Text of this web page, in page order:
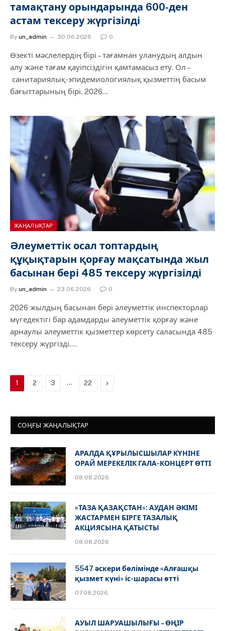
тамақтану орындарында 600-ден
астам тексеру жүргізілді
By un_admin 30.06.2026 0
Өзекті мәслелердің бірі – тағамнан уланудың алдын
алу және тағам қауіпсіздігін қамтамасыз ету. Ол –
санитариялық-эпидемиологиялық қызметтің басым
бағыттарының бірі. 2026…
ЖАҢАЛЫҚТАР
Әлеуметтік осал топтардың
құқықтарын қорғау мақсатында жыл
басынан бері 485 тексеру жүргізілді
By un_admin 23.06.2026 0
2026 жылдың басынан бері әлеуметтік инспекторлар
мүгедектігі бар адамдарды әлеуметтік қорғау және
арнаулы әлеуметтік қызметтер көрсету саласында 485
тексеру жүргізді.…
1 2 3 … 22 Next
СОҢҒЫ ЖАҢАЛЫҚТАР
АРАЛДА ҚҰРЫЛЫСШЫЛАР КҮНІНЕ
ОРАЙ МЕРЕКЕЛІК ГАЛА-КОНЦЕРТ ӨТТІ
08.08.2026
«ТАЗА ҚАЗАҚСТАН»: АУДАН ӘКІМІ
ЖАСТАРМЕН БІРГЕ ТАЗАЛЫҚ
АКЦИЯСЫНА ҚАТЫСТЫ
08.08.2026
5547 әскери бөлімінде «Алғашқы
қызмет күні» іс-шарасы өтті
07.08.2026
АУЫЛ ШАРУАШЫЛЫҒЫ – ӨҢІР